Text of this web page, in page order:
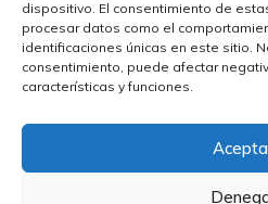
dispositivo. El consentimiento de
procesar datos como el
identificaciones únicas en este sitio.
consentimiento, puede afectar
características y funciones.
© 2026 Hostelería